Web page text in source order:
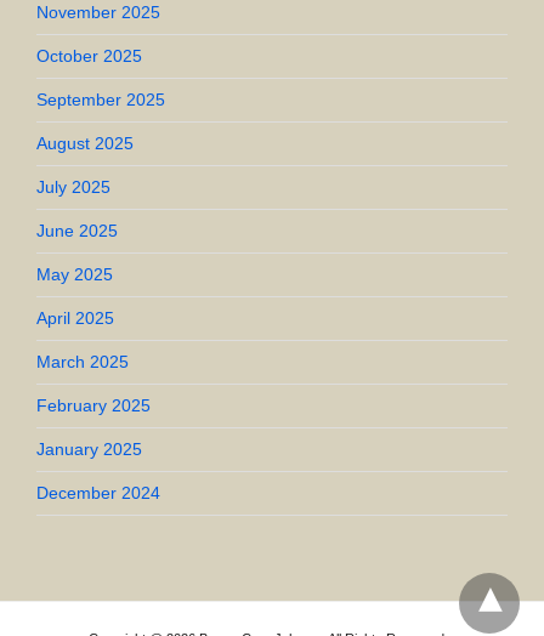
November 2025
October 2025
September 2025
August 2025
July 2025
June 2025
May 2025
April 2025
March 2025
February 2025
January 2025
December 2024